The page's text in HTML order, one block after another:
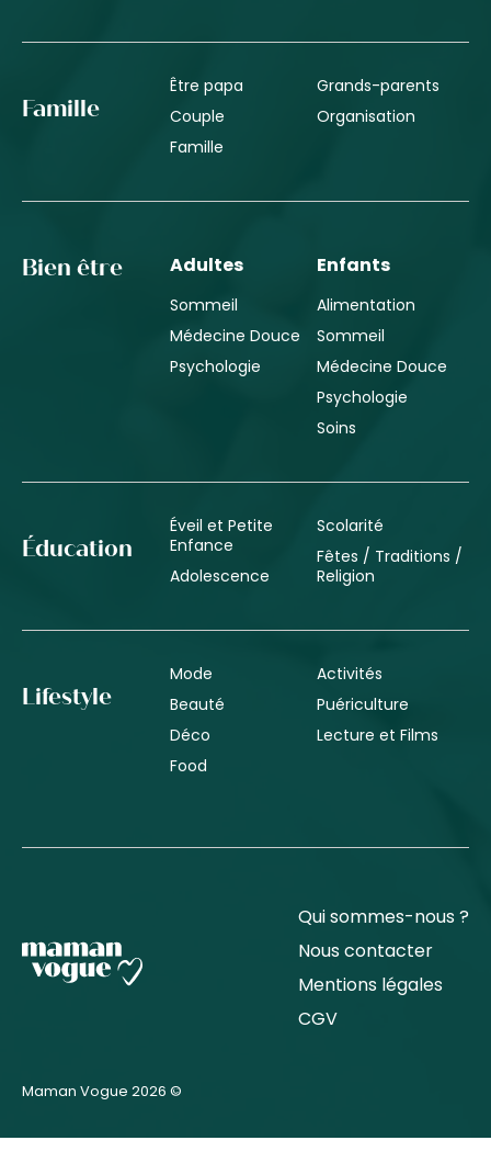
Famille
Être papa
Couple
Famille
Grands-parents
Organisation
Bien être Adultes
Sommeil
Médecine Douce
Psychologie
Enfants
Alimentation
Sommeil
Médecine Douce
Psychologie
Soins
Éducation
Éveil et Petite
Enfance
Adolescence
Scolarité
Fêtes / Traditions /
Religion
Lifestyle
Mode
Beauté
Déco
Food
Activités
Puériculture
Lecture et Films
Qui sommes-nous ?
Nous contacter
Mentions légales
CGV
Maman Vogue 2026 ©